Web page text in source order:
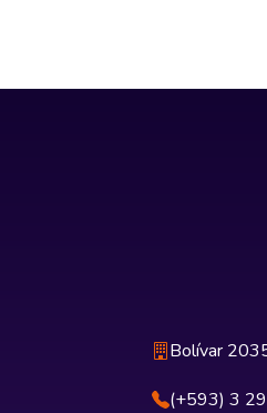
Bolívar
(+593) 3